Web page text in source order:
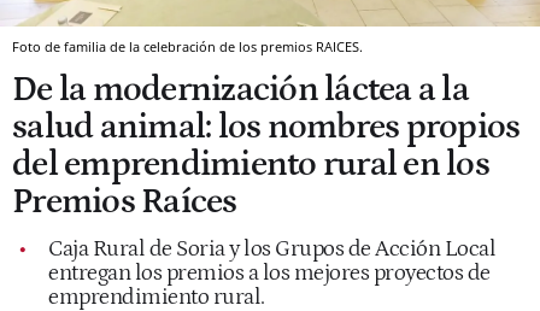
Foto de familia de la celebración de los premios RAICES.
De la modernización láctea a la
salud animal: los nombres propios
del emprendimiento rural en los
Premios Raíces
Caja Rural de Soria y los Grupos de Acción Local
entregan los premios a los mejores proyectos de
emprendimiento rural.